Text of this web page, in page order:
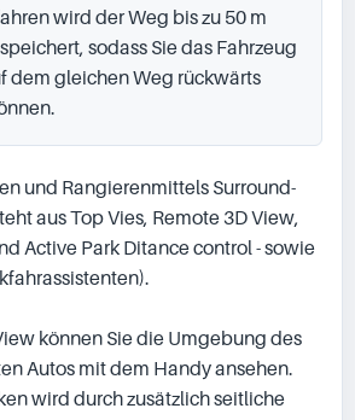
wird der Weg bis zu 50 m
sodass Sie das Fahrzeug
dem gleichen Weg rückwärts
und Rangierenmittels Surround-
aus Top Vies, Remote 3D View,
Active Park Ditance control - sowie
können Sie die Umgebung des
Autos mit dem Handy ansehen.
wird durch zusätzlich seitliche